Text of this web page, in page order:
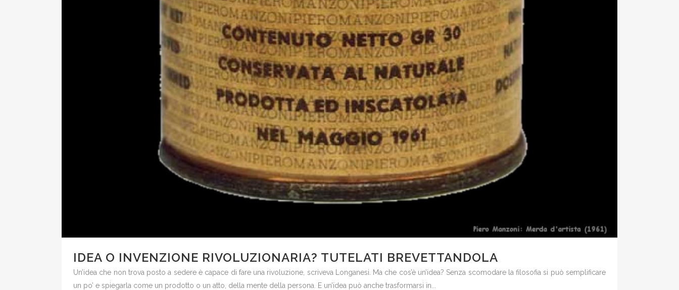
IDEA O INVENZIONE RIVOLUZIONARIA? TUTELATI BREVETTANDOLA
Un’idea che non trova posto a sedere è capace di fare una rivoluzione, scriveva Longanesi. Ma che cos’è un’idea? Senza scomodare la filosofia si può semplificare
un po’ e spiegarla come un prodotto o un atto, della mente della persona. E un’idea può anche trasformarsi in...